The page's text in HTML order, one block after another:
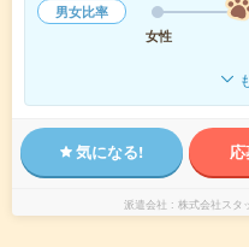
男女比率
女性
気になる!
派遣会社 株式会社スタ